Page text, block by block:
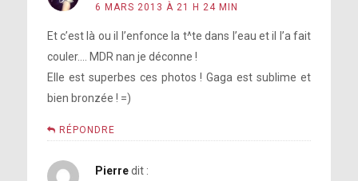
6 MARS 2013 À 21 H 24 MIN
Et c’est là ou il l’enfonce la t^te dans l’eau et il l’a fait
couler…. MDR nan je déconne !
Elle est superbes ces photos ! Gaga est sublime et
bien bronzée ! =)
RÉPONDRE
Pierre dit :